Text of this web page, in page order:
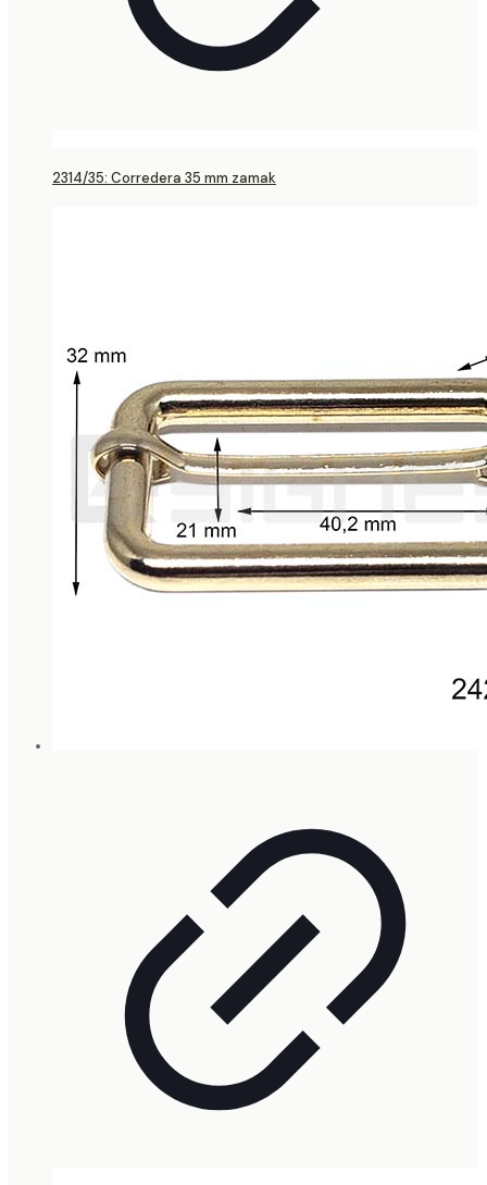
2314/35: Corredera 35 mm zamak